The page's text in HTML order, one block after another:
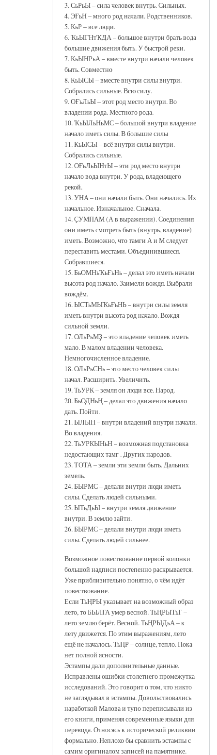
3. СьРьЫ – сила человек внутрь. Сильных.
4. ЭҒьН – много род начали. Родственников.
5. КьР – все люди.
6. ҠьЫГНтҠДА – большое внутри брать вода
большие движения быть. У быстрой реки.
7. КьЫНРьА – вместе внутри начали человек
быть. Совместно
8. КьЫСЫ – вместе внутри силы внутри.
Собрались сильные. Всю силу.
9. ОҒьЛьЫ – этот род место внутри. Во
владении рода. Местного рода.
10. ҠьЫЛьНьМС – большой внутри владение
начало иметь силы. В большие силы
11. КьЫСЫ – всё внутри силы внутри.
Собрались сильные.
12. ОҒьЛьЫНтЫ – эти род место внутри
начало вода внутри. У рода, владеющего
рекой.
13. УНА – они начали быть. Они начались. Их
начальное. Изначальное. Сначала.
14. ҪУМПАМ (А в выражении). Соединения
они иметь смотреть быть (внутрь, владение)
иметь. Возможно, что тамги А и М следует
переставить местами. Объединившиеся.
Собравшиеся.
15. БьОМНьҠьҒьНь – делал это иметь начали
высота род начало. Заимели вождя. Выбрали
вождём.
16. ЫСТьМЫҠьҒьНЬ – внутри силы земля
иметь внутри высота род начало. Вождя
сильной земли.
17. ОЛьРьМҘ – это владение человек иметь
мало. В малом владении человека.
Немногочисленное владение.
18. ОЛьРьСНь – это место человек силы
начал. Расширить. Увеличить.
19. ТьУРК – земля он люди все. Народ.
20. БьОДНьҢ – делал это движения начало
дать. Пойти.
21. ЫЛЫН – внутри владений внутри начали.
Во владения.
22. ТьУРКЫНьН – возможная подстановка
недостающих тамг . Других народов.
23. ТОТА – земли эти земли быть. Дальних
земель.
24. БЫРМС – делали внутри люди иметь
силы. Сделать людей сильными.
25. ЫТьДьЫ – внутри земля движение
внутри. В землю зайти.
26. БЫРМС – делали внутри люди иметь
силы. Сделать людей сильнее.
Возможное повествование первой колонки
большой надписи постепенно раскрывается.
Уже приблизительно понятно, о чём идёт
повествование.
Если ТьҢРЫ указывает на возможный образ
лето, то БЫЛГА умер весной. ТьҢРЫТьГ –
лето землю берёт. Весной. ТьҢРЫДьА – к
лету движется. По этим выражениям, лето
ещё не началось. ТьҢР – солнце, тепло. Пока
нет полной ясности.
Эстампы дали дополнительные данные.
Исправлены ошибки столетнего промежутка
исследований. Это говорит о том, что никто
не заглядывал в эстампы. Довольствовались
наработкой Малова и тупо переписывали из
его книги, применяя современные языки для
перевода. Относясь к исторической реликвии
формально. Неплохо бы сравнить эстампы с
самим оригиналом записей на памятнике.